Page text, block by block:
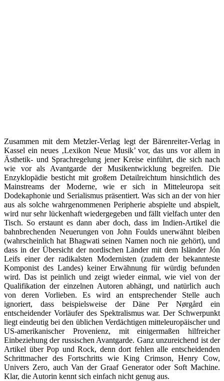
Zusammen mit dem Metzler-Verlag legt der Bärenreiter-Verlag in
Kassel ein neues ‚Lexikon Neue Musik’ vor, das uns vor allem in
Ästhetik- und Sprachregelung jener Kreise einführt, die sich nach
wie vor als Avantgarde der Musikentwicklung begreifen. Die
Enzyklopädie besticht mit großem Detailreichtum hinsichtlich des
Mainstreams der Moderne, wie er sich in Mitteleuropa seit
Dodekaphonie und Serialismus präsentiert. Was sich an der von hier
aus als solche wahrgenommenen Peripherie abspielte und abspielt,
wird nur sehr lückenhaft wiedergegeben und fällt vielfach unter den
Tisch. So erstaunt es dann aber doch, dass im Indien-Artikel die
bahnbrechenden Neuerungen von John Foulds unerwähnt bleiben
(wahrscheinlich hat Bhagwati seinen Namen noch nie gehört), und
dass in der Übersicht der nordischen Länder mit dem Isländer Jón
Leifs einer der radikalsten Modernisten (zudem der bekannteste
Komponist des Landes) keiner Erwähnung für würdig befunden
wird. Das ist peinlich und zeigt wieder einmal, wie viel von der
Qualifikation der einzelnen Autoren abhängt, und natürlich auch
von deren Vorlieben. Es wird an entsprechender Stelle auch
ignoriert, dass beispielsweise der Däne Per Nørgård ein
entscheidender Vorläufer des Spektralismus war. Der Schwerpunkt
liegt eindeutig bei den üblichen Verdächtigen mitteleuropäischer und
US-amerikanischer Provenienz, mit einigermaßen hilfreicher
Einbeziehung der russischen Avantgarde. Ganz unzureichend ist der
Artikel über Pop und Rock, denn dort fehlen alle entscheidenden
Schrittmacher des Fortschritts wie King Crimson, Henry Cow,
Univers Zero, auch Van der Graaf Generator oder Soft Machine.
Klar, die Autorin kennt sich einfach nicht genug aus.